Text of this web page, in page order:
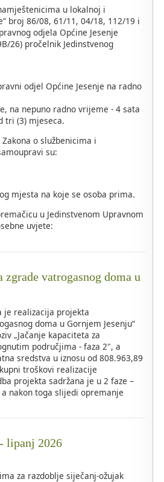
u lokalnoj i
broj 86/08, 61/11, 04/18, 112/19 i
odjela Općine Jesenje
26) pročelnik Jedinstvenog
odjel Općine Jesenje na radno
na nepuno radno vrijeme - 4 sata
tri (3) mjeseca.
o službenicima i
su:
mjesta na koje se osoba prima.
u Jedinstvenom Upravnom
uvjete:
vatrogasnog doma u
je realizacija projekta
doma u Gornjem Jesenju“
„Jačanje kapaciteta za
područjima - faza 2", a
sredstva u iznosu od 808.963,89
troškovi realizacije
projekta sadržana je u 2 faze –
nakon toga slijedi opremanje
lipanj 2026
za razdoblje siječanj-ožujak